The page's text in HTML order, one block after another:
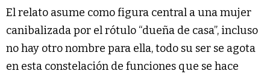
El relato asume como figura central a una mujer
canibalizada por el rótulo “dueña de casa”, incluso
no hay otro nombre para ella, todo su ser se agota
en esta constelación de funciones que se hace